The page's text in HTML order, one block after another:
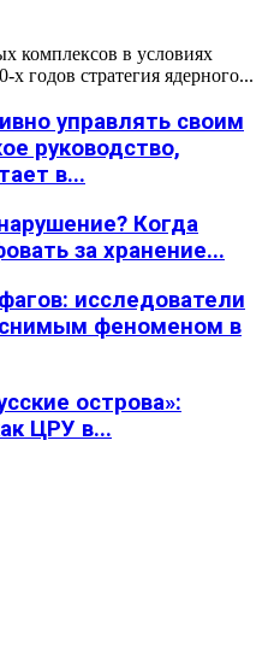
комплексов в условиях
годов стратегия ядерного...
управлять своим
руководство,
в...
Когда
за хранение...
исследователи
феноменом в
острова»:
ЦРУ в...